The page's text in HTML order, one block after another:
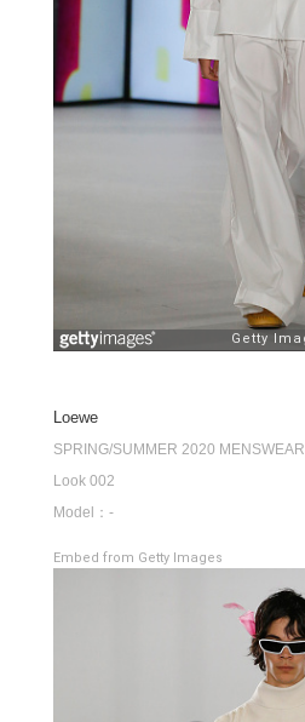
Loewe
SPRING/SUMMER 2020 MENSWEAR
Look 002
Model：-
Embed from Getty Images